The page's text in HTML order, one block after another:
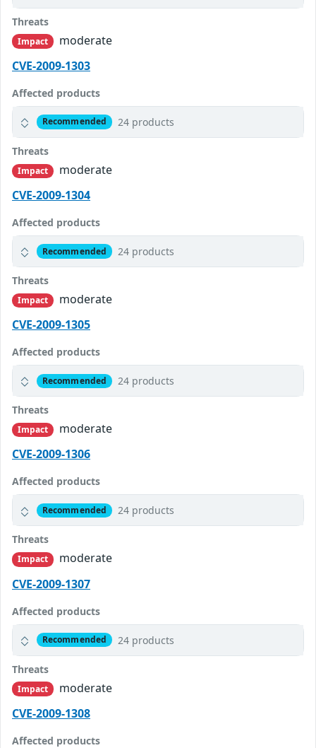
Threats
Impact
moderate
CVE-2009-1303
Affected products
Recommended 24 products
Threats
Impact
moderate
CVE-2009-1304
Affected products
Recommended 24 products
Threats
Impact
moderate
CVE-2009-1305
Affected products
Recommended 24 products
Threats
Impact
moderate
CVE-2009-1306
Affected products
Recommended 24 products
Threats
Impact
moderate
CVE-2009-1307
Affected products
Recommended 24 products
Threats
Impact
moderate
CVE-2009-1308
Affected products